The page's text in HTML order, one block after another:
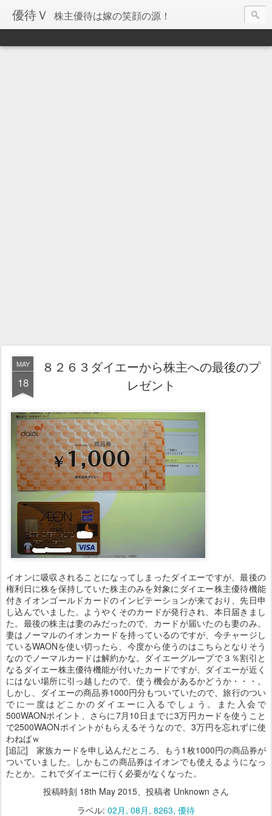
優待Ｖ 株主優待は嫁の笑顔の源！
MAY
18
８２６３ダイエーから株主への最後のプ
レゼント
イオンに吸収されることになってしまったダイエーですが、最後の
権利日に株を保持していた株主のみを対象にダイエー株主優待機能
付きイオンゴールドカードのインビテーションが来ており、先日申
し込んでいました。ようやくそのカードが発行され、本日届きまし
た。最後の株主は妻のみだったので、カードが届いたのも妻のみ。
妻はノーマルのイオンカードを持っているのですが、今チャージし
ているWAONを使い切ったら、今度から使うのはこちらとなりそう
なのでノーマルカードは解約かな。ダイエーグループで３％割引と
なるダイエー株主優待機能が付いたカードですが、ダイエーが近く
にはない場所に引っ越したので、使う機会があるかどうか・・・。
しかし、ダイエーの商品券1000円分もついていたので、旅行のつい
でに一度はどこかのダイエーに入るでしょう。また入会で
500WAONポイント、さらに7月10日までに3万円カードを使うこと
で2500WAONポイントがもらえるそうなので、3万円を忘れずに使
わねばｗ
[追記] 家族カードを申し込んだところ、もう1枚1000円の商品券が
ついていました。しかもこの商品券はイオンでも使えるようになっ
たとか。これでダイエーに行く必要がなくなった。
投稿時刻 18th May 2015、投稿者 Unknown さん
ラベル: 02月 08月 8263 優待